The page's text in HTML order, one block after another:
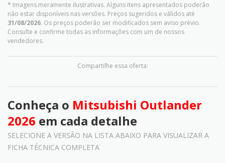
* Imagens meramente ilustrativas. Alguns itens apresentados poderão
não estar disponíveis nas versões. Preços sugeridos e válidos até
31/08/2026. Os preços poderão ser modificados sem aviso prévio.
Consulte e confirme todas as informações com um de nossos
vendedores.
Compartilhe essa oferta:
Conheça o Mitsubishi Outlander
2026 em cada detalhe
SELECIONE A VERSÃO NA LISTA ABAIXO PARA VISUALIZAR A
FICHA TÉCNICA COMPLETA